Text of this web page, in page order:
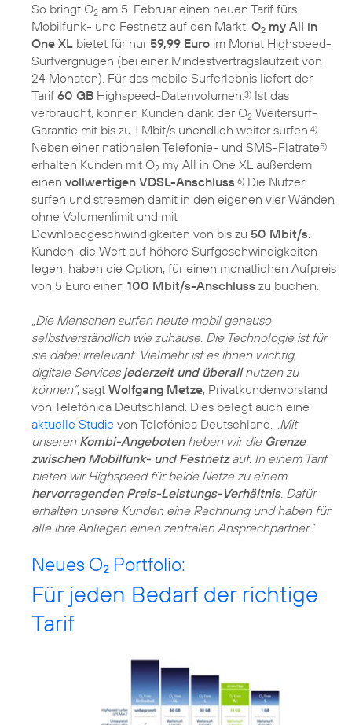
So bringt O2 am 5. Februar einen neuen Tarif fürs
Mobilfunk- und Festnetz auf den Markt: O2 my All in
One XL bietet für nur59,99 Euro im Monat Highspeed-
Surfvergnügen (bei einer Mindestvertragslaufzeit von
24 Monaten). Für das mobile Surferlebnis liefert der
Tarif 60 GB Highspeed-Datenvolumen.3) Ist das
verbraucht, können Kunden dank der O2 Weitersurf-
Garantie mit bis zu 1 Mbit/s unendlich weiter surfen.4)
Neben einer nationalen Telefonie- und SMS-Flatrate5)
erhalten Kunden mit O2 my All in One XL außerdem
einen vollwertigen VDSL-Anschluss.6) Die Nutzer
surfen und streamen damit in den eigenen vier Wänden
ohne Volumenlimit und mit
Downloadgeschwindigkeiten von bis zu 50 Mbit/s.
Kunden, die Wert auf höhere Surfgeschwindigkeiten
legen, haben die Option, für einen monatlichen Aufpreis
von 5 Euro einen 100 Mbit/s-Anschluss zu buchen.
„Die Menschen surfen heute mobil genauso
selbstverständlich wie zuhause. Die Technologie ist für
sie dabei irrelevant. Vielmehr ist es ihnen wichtig,
digitale Services jederzeit und überallnutzen zu
können“, sagt Wolfgang Metze, Privatkundenvorstand
von Telefónica Deutschland. Dies belegt auch eine
aktuelle Studie von Telefónica Deutschland. „Mit
unseren Kombi-Angebotenheben wir die Grenze
zwischen Mobilfunk- und Festnetzauf. In einem Tarif
bieten wir Highspeed für beide Netze zu einem
hervorragenden Preis-Leistungs-Verhältnis. Dafür
erhalten unsere Kunden eine Rechnung und haben für
alle ihre Anliegen einen zentralen Ansprechpartner.“
Neues O2 Portfolio:
Für jeden Bedarf der richtige
Tarif